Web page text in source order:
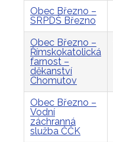
Obec Březno –
SRPDŠ Březno
Obec Březno –
Římskokatolická
farnost –
děkanství
Chomutov
Obec Březno –
Vodní
záchranná
služba ČČK